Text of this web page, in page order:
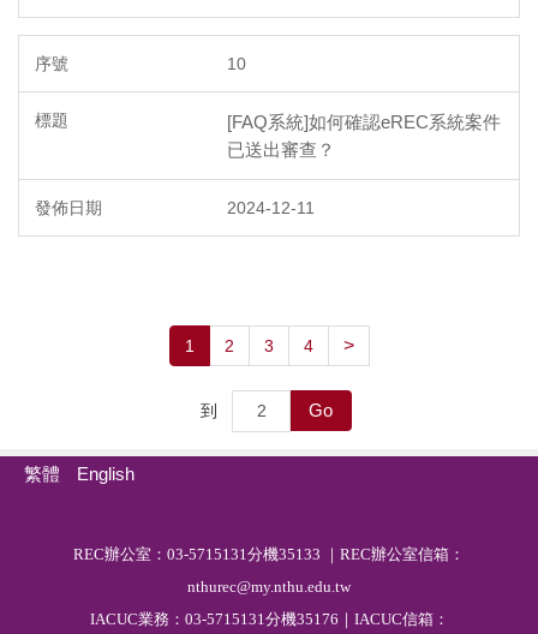
10
[FAQ系統]如何確認eREC系統案件
已送出審查？
2024-12-11
1 2 3 4 >
到 Go
繁體 English
REC辦公室：03-5715131分機35133 ｜REC辦公室信箱：
nthurec@my.nthu.edu.tw
IACUC業務：03-5715131分機35176｜IACUC信箱：